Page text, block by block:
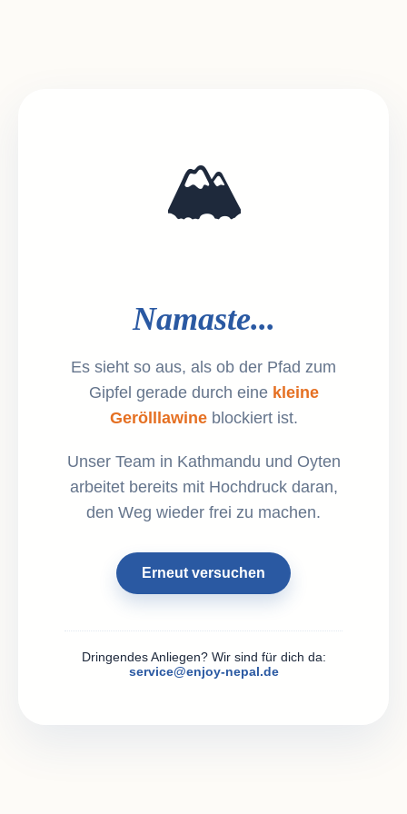
🏔️
Namaste...
Es sieht so aus, als ob der Pfad zum
Gipfel gerade durch eine kleine
Gerölllawineblockiert ist.
Unser Team in Kathmandu und Oyten
arbeitet bereits mit Hochdruck daran,
den Weg wieder frei zu machen.
Erneut versuchen
Dringendes Anliegen? Wir sind für dich da:
service@enjoy-nepal.de